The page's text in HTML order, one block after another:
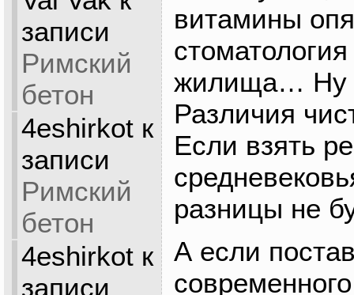
записи
Римский
бетон
4eshirkotк
записи
Римский
бетон
4eshirkotк
записи
витамины
жилища… Ну
Различия
Если взять
разницы не
А если